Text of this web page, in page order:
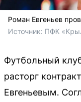
Роман Евгеньев
Источник: ПФК
Футбольный
расторг
Евгеньевым.